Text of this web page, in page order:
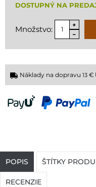
DOSTUPNÝ NA
Množstvo:
Náklady na dopravu 13 €
POPIS ŠTÍTKY
RECENZIE